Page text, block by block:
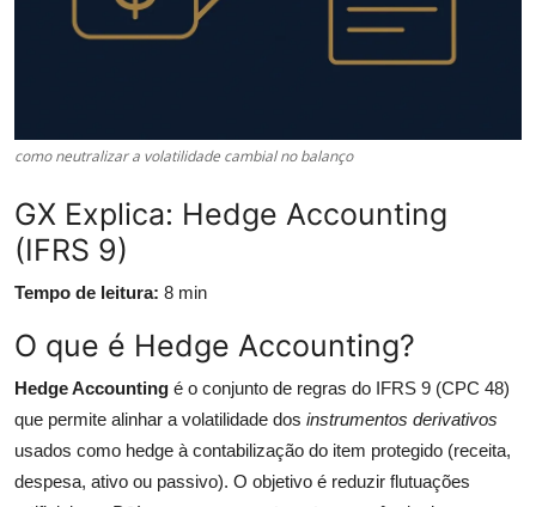
Investimentos
Seguro de Vida
Motores do Brasil
como neutralizar a volatilidade cambial no balanço
GX Explica: Hedge Accounting
(IFRS 9)
Tempo de leitura: 8 min
O que é Hedge Accounting?
Hedge Accounting é o conjunto de regras do IFRS 9 (CPC 48)
que permite alinhar a volatilidade dos instrumentos derivativos
usados como hedge à contabilização do item protegido (receita,
despesa, ativo ou passivo). O objetivo é reduzir flutuações